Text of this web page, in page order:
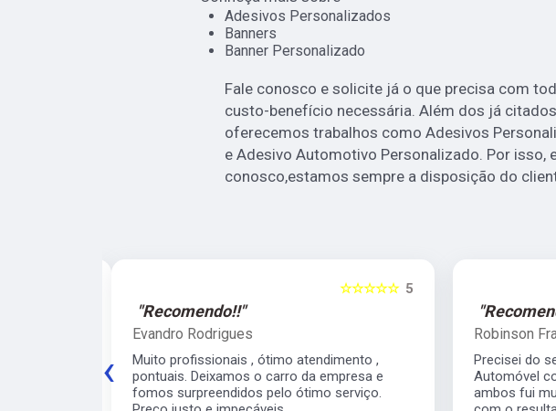
Adesivos Personalizados
Banners
Banner Personalizado
Fale conosco e solicite já o que precisa com
custo-benefício necessária. Além dos já
oferecemos trabalhos como Adesivos
e Adesivo Automotivo Personalizado. Por isso,
conosco,estamos sempre a disposição do
5
☆☆☆☆☆
"Recomendo!!"
Evandro Rodrigues
Muito profissionais , ótimo atendimento ,
pontuais. Deixamos o carro da empresa e
fomos surpreendidos pelo ótimo serviço.
Robinson
Precisei do
Automóvel
ambos fui
‹